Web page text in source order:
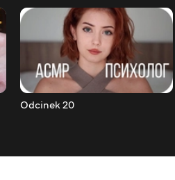
Odcinek 20